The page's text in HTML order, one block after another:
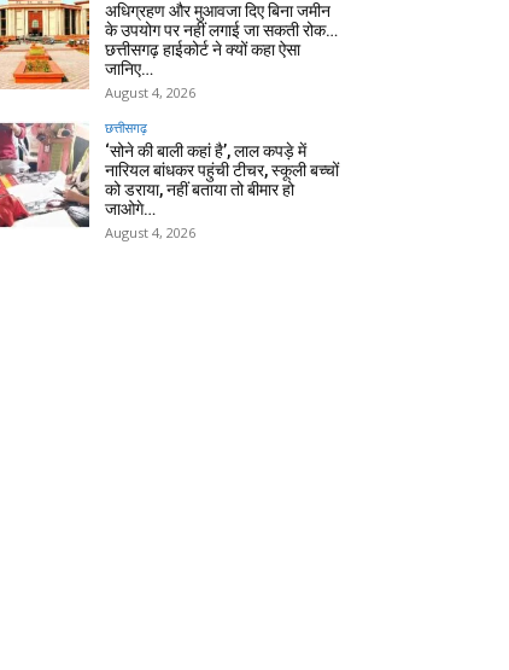
अधिग्रहण और मुआवजा दिए बिना जमीन
के उपयोग पर नहीं लगाई जा सकती रोक…
छत्तीसगढ़ हाईकोर्ट ने क्यों कहा ऐसा
जानिए…
August 4, 2026
छत्तीसगढ़
‘सोने की बाली कहां है’, लाल कपड़े में
नारियल बांधकर पहुंची टीचर, स्कूली बच्चों
को डराया, नहीं बताया तो बीमार हो
जाओगे…
August 4, 2026